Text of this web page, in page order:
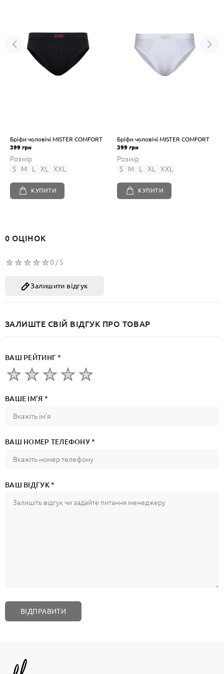
Бріфи чоловічі MISTER COMFORT
399 грн
Розмір
S
M L XL XXL
КУПИТИ
Бріфи чоловічі MISTER COMFORT
399 грн
Розмір
S
M L XL XXL
КУПИТИ
0 ОЦІНОК
0 / 5
Залишити відгук
ЗАЛИШТЕ СВІЙ ВІДГУК ПРО ТОВАР
ВАШ РЕЙТИНГ *
ВАШЕ ІМ’Я *
ВАШ НОМЕР ТЕЛЕФОНУ *
ВАШ ВІДГУК *